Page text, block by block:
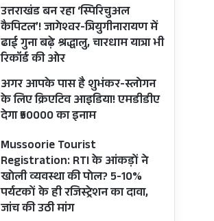
उत्तराखंड बन रहा ‘स्पिरिचुअल
कैपिटल’! जागेश्वर-त्रियुगीनारायण में
ढाई गुना बढ़े श्रद्धालु, चारधाम यात्रा भी
रिकॉर्ड की ओर
अगर आपके पास है शुभंकर-स्लोगन
के लिए क्रिएटिव आइडिया! एमडीडीए
देगा ₹50000 का इनाम
Mussoorie Tourist
Registration: RTI के आंकड़ों ने
खोली व्यवस्था की पोल? 5-10%
पर्यटकों के ही रजिस्ट्रेशन का दावा,
जांच की उठी मांग